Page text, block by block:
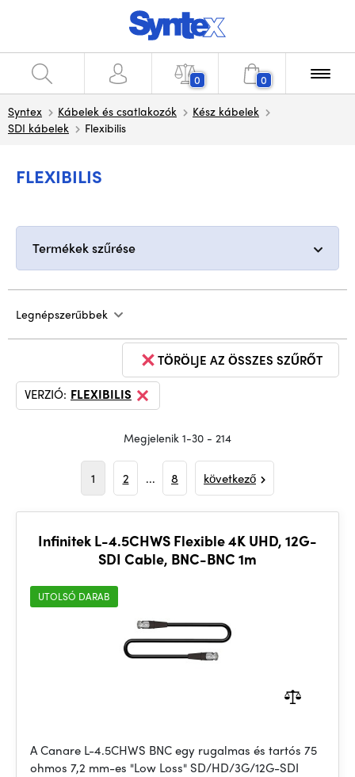
0 0
Syntex Kábelek és csatlakozók
Kész kábelek
SDI kábelek
Flexibilis
FLEXIBILIS
Termékek szűrése
Legnépszerűbbek
TÖRÖLJE AZ ÖSSZES SZŰRŐT
VERZIÓ: FLEXIBILIS
Megjelenik 1-30 - 214
1 2 ... 8 következő
Infinitek L-4.5CHWS Flexible 4K UHD, 12G-
SDI Cable, BNC-BNC 1m
UTOLSÓ DARAB
A Canare L-4.5CHWS BNC egy rugalmas és tartós 75
ohmos 7,2 mm-es "Low Loss" SD/HD/3G/12G-SDI